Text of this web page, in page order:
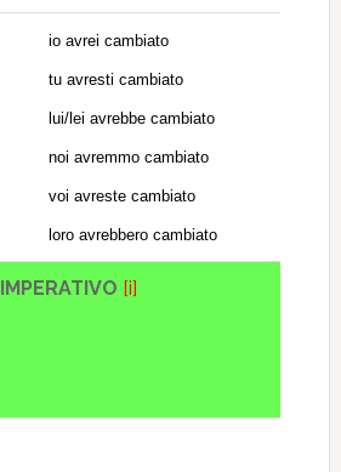
io avrei cambiato
tu avresti cambiato
lui/lei avrebbe cambiato
noi avremmo cambiato
voi avreste cambiato
loro avrebbero cambiato
IMPERATIVO [i]